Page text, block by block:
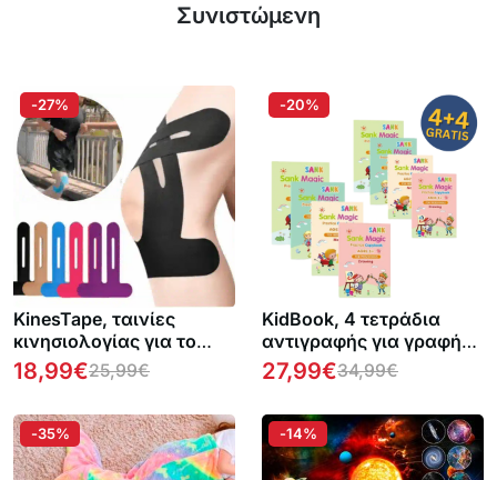
Συνιστώμενη
KinesTape, ταινίες
κινησιολογίας για το
γόνατο (10 τεμάχια)
18,99€25,99€
-27%
KidBook, 4 τετράδια
αντιγραφής για γραφή
και ζωγραφική με το
Μαγικό στυλό, τα οποία
στεγνώνουν (1+1
ΔΩΡΕΑΝ)
27,99€34,99€
-20%
-35% -14%